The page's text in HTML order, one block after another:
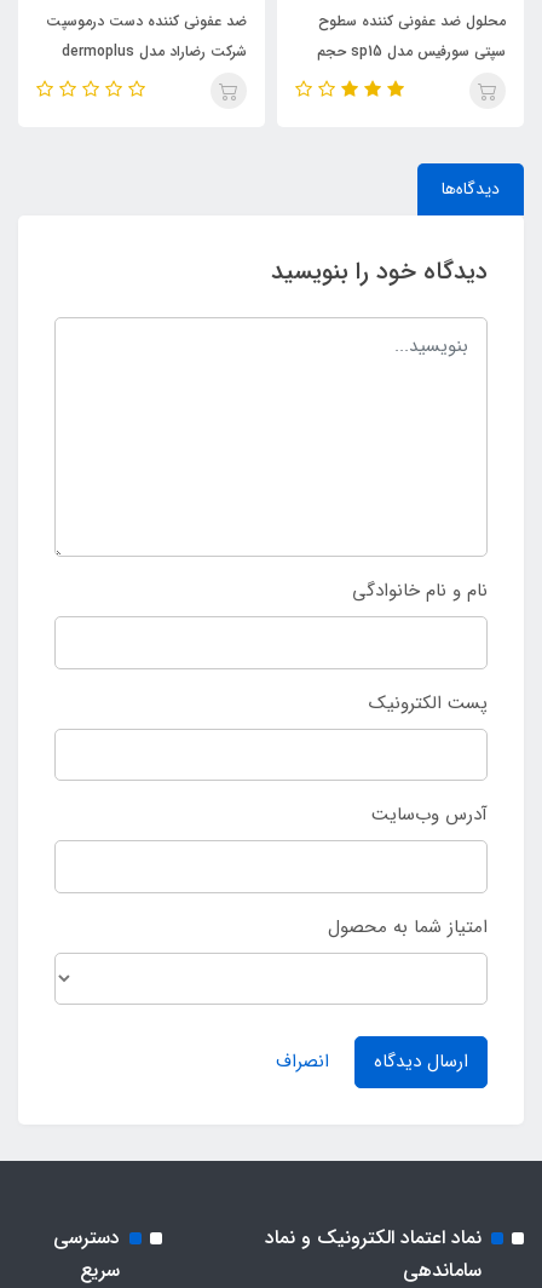
محلول ضد عفونی کننده سطوح
سپتی سورفیس مدل sp15 حجم
500 میلی لیتر
ضد عفونی کننده دست درموسپت
شرکت رضاراد مدل dermoplus
حجم 500میلی متر
دیدگاه‌ها
دیدگاه خود را بنویسید
نام و نام خانوادگی
پست الکترونیک
آدرس وب‌سایت
امتیاز شما به محصول
ارسال دیدگاه انصراف
نماد اعتماد الکترونیک و نماد
ساماندهی
دسترسی
سریع